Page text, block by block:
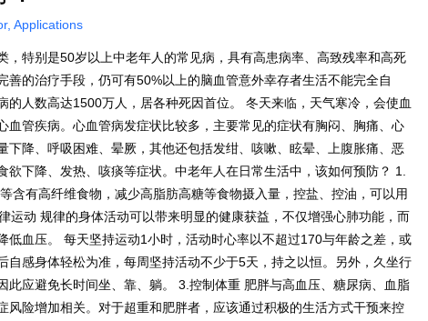
,Applications
，特别是50岁以上中老年人的常见病，具有高患病率、高致残率和高死
善的治疗手段，仍可有50%以上的脑血管意外幸存者生活不能完全自
的人数高达1500万人，居各种死因首位。 冬天来临，天气寒冷，会使血
血管疾病。心血管病发症状比较多，主要常见的症状有胸闷、胸痛、心
下降、呼吸困难、晕厥，其他还包括发绀、咳嗽、眩晕、上腹胀痛、恶
欲下降、发热、咳痰等症状。中老年人在日常生活中，该如何预防？ 1.
含有高纤维食物，减少高脂肪高糖等食物摄入量，控盐、控油，可以用
运动 规律的身体活动可以带来明显的健康获益，不仅增强心肺功能，而
低血压。 每天坚持运动1小时，活动时心率以不超过170与年龄之差，或
自感身体轻松为准，每周坚持活动不少于5天，持之以恒。另外，久坐行
此应避免长时间坐、靠、躺。 3.控制体重 肥胖与高血压、糖尿病、血脂
风险增加相关。对于超重和肥胖者，应该通过积极的生活方式干预来控